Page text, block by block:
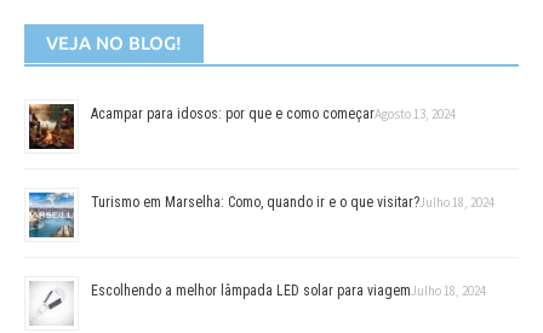
VEJA NO BLOG!
Acampar para idosos: por que e como começarAgosto 13, 2024
Turismo em Marselha: Como, quando ir e o que visitar?Julho 18, 2024
Escolhendo a melhor lâmpada LED solar para viagemJulho 18, 2024